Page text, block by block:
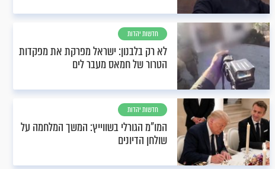
חדשות יהדות
לא רק בלבנון: ישראל מפרקת את מפקדות
הטרור של חמאס מעבר לים
חדשות יהדות
המו"מ הגורלי בשווייץ: המשך המלחמה על
שולחן הדיונים